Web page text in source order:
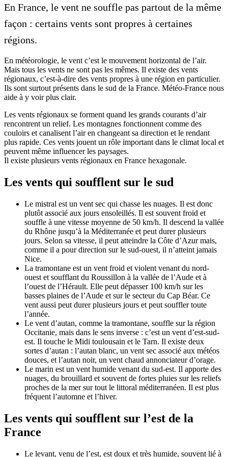
En France, le vent ne souffle pas partout de la même
façon : certains vents sont propres à certaines
régions.
En météorologie, le vent c’est le mouvement horizontal de l’air.
Mais tous les vents ne sont pas les mêmes. Il existe des vents
régionaux, c’est-à-dire des vents propres à une région en particulier.
Ils sont surtout présents dans le sud de la France. Météo-France nous
aide à y voir plus clair.
Les vents régionaux se forment quand les grands courants d’air
rencontrent un relief. Les montagnes fonctionnent comme des
couloirs et canalisent l’air en changeant sa direction et le rendant
plus rapide. Ces vents jouent un rôle important dans le climat local et
peuvent même influencer les paysages.
Il existe plusieurs vents régionaux en France hexagonale.
Les vents qui soufflent sur le sud
Le mistral est un vent sec qui chasse les nuages. Il est donc
plutôt associé aux jours ensoleillés. Il est souvent froid et
souffle à une vitesse moyenne de 50 km/h. Il descend la vallée
du Rhône jusqu’à la Méditerranée et peut durer plusieurs
jours. Selon sa vitesse, il peut atteindre la Côte d’Azur mais,
comme il a pour direction sur le sud-ouest, il n’atteint jamais
Nice.
La tramontane est un vent froid et violent venant du nord-
ouest et soufflant du Roussillon à la vallée de l’Aude et à
l’ouest de l’Hérault. Elle peut dépasser 100 km/h sur les
basses plaines de l’Aude et sur le secteur du Cap Béar. Ce
vent aussi peut durer plusieurs jours et peut souffler toute
l’année.
Le vent d’autan, comme la tramontane, souffle sur la région
Occitanie, mais dans le sens inverse : c’est un vent d’est-sud-
est. Il touche le Midi toulousain et le Tarn. Il existe deux
sortes d’autan : l’autan blanc, un vent sec associé aux météos
douces, et l’autan noir, un vent chaud annonciateur d’orage.
Le marin est un vent humide venant du sud-est. Il apporte des
nuages, du brouillard et souvent de fortes pluies sur les reliefs
proches de la mer sur tout le littoral méditerranéen. Il est plus
fréquent l’automne et l’hiver.
Les vents qui soufflent sur l’est de la
France
Le levant, venu de l’est, est doux et très humide, souvent lié à